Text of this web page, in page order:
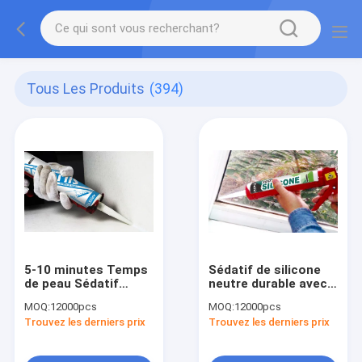
Tous Les Produits (394)
5-10 minutes Temps
de peau Sédatif
silicone imperméable
à l'eau avec 24
cicatrisation
MOQ:12000pcs
Trouvez les derniers prix
Sédatif de silicone
neutre durable avec
conservation de 10 à
12 mois, un
complet de 24
MOQ:12000pcs
Trouvez les derniers prix